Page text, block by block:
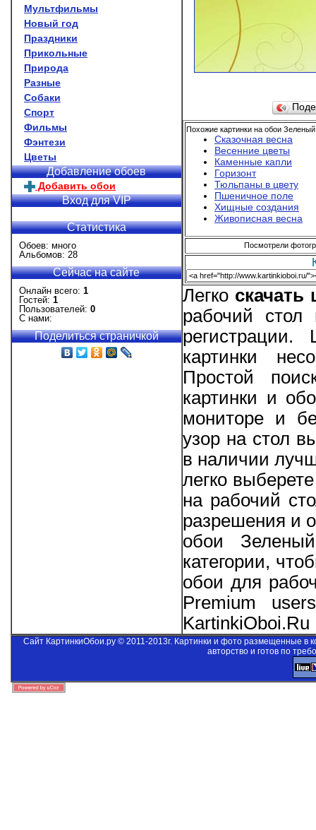
Мультфильмы
Новый год
Праздники
Прикольные
Природа
Разные
Собаки
Спорт
Фильмы
Фэнтези
Цветы
Добавление обоев
Добавить обои
Вход для VIP
Статистика
Обоев: много
Альбомов: 28
Сейчас на сайте
Онлайн всего: 1
Гостей: 1
Пользователей: 0
С нами:
Поделиться страничкой
Похожие картинки на обои Зеленый
Сказочная весна
Весенние цветы
Каменные капли
Горизонт
Тюльпаны в цвету
Пшеничное поле
Хищные создания
Живописная весна
Посмотрели
Легко
рабочий стол
картинки
Простой
картинки и
мониторе и
узор на стол
в наличии
легко
на рабочий
разрешения и
обои
категории,
обои для
Premium
KartinkiOboi.Ru
Сайт КартинкиОбои.ру © 2011-2013г. Картинки и фото размещенные в
авторство и готов по